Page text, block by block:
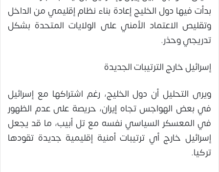
بدأت فيها دول الخليج إعادة بناء نظام إقليمي من الداخل
وتقليص الاعتماد الأمني على الولايات المتحدة بشكل
تدريجي وحذر.
إسرائيل خارج الترتيبات الجديدة
ويرى التحليل أن دول الخليج، رغم اشتراكها مع إسرائيل
في بعض الهواجس تجاه إيران، حريصة على عدم الظهور
في المعسكر السياسي نفسه مع تل أبيب، ما قد يجعل
إسرائيل خارج أي ترتيبات أمنية إقليمية جديدة تقودها
تركيا.